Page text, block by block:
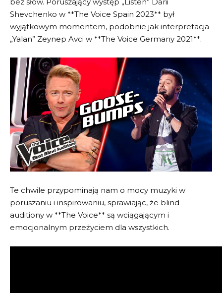
Shevchenko w **The Voice Spain 2023** był
wyjątkowym momentem, podobnie jak interpretacja
„Yalan” Zeynep Avci w **The Voice Germany 2021**.
Te chwile przypominają nam o mocy muzyki w
poruszaniu i inspirowaniu, sprawiając, że blind
auditiony w **The Voice** są wciągającym i
emocjonalnym przeżyciem dla wszystkich.